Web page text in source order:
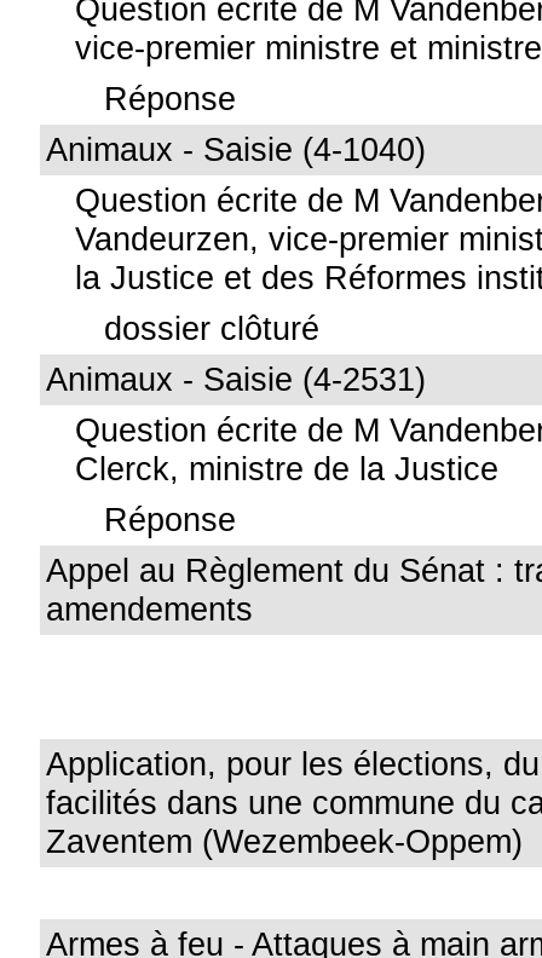
Question écrite de M
vice-premier ministre et
Réponse
Animaux - Saisie (4-1040)
Question écrite de M
Vandeurzen, vice-premier
la Justice et des Réformes
dossier clôturé
Animaux - Saisie (4-2531)
Question écrite de M
Clerck, ministre de la Justice
Réponse
Appel au Règlement du Sénat :
amendements
Application, pour les élections,
facilités dans une commune du
Zaventem (Wezembeek-Oppem)
Armes à feu - Attaques à main